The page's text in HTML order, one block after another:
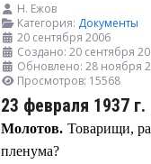
Н. Ежов
Категория: Документы
20 сентября 2006
Создано: 20 сентября
Обновлено: 28 ноября
Просмотров: 15568
23 февраля 1937
Молотов. Товарищи,
пленума?